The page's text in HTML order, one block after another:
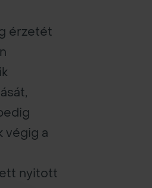
érzetét
végig a
nyitott